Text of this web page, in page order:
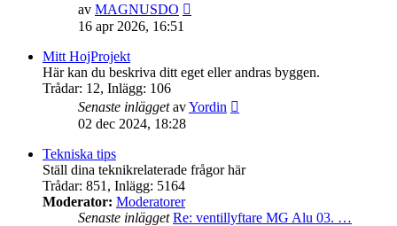
av MAGNUSDO
inlägget
16 apr 2026, 16:51
Mitt HojProjekt
Här kan du beskriva ditt eget eller andras byggen.
Trådar: 12, Inlägg: 106
Senaste inläggetavYordin
inlägget
02 dec 2024, 18:28
Tekniska tips
Ställ dina teknikrelaterade frågor här
Trådar: 851 , Inlägg: 5164
Moderator: Moderatorer
Senaste inlägget Re: ventillyftare MG Alu 03. …